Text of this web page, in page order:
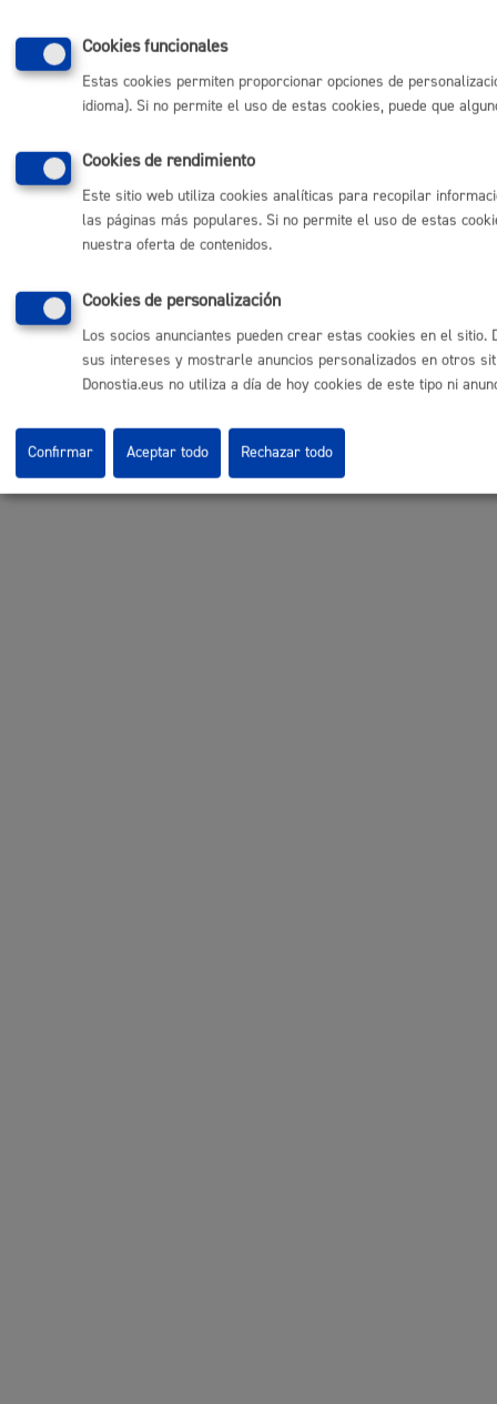
Cookies funcionales
Estas cookies permiten proporcionar opciones de
idioma). Si no permite el uso de estas cookies, puede que
Cookies de rendimiento
Este sitio web utiliza cookies analíticas para recopilar
las páginas más populares. Si no permite el uso de estas
nuestra oferta de contenidos.
Cookies de personalización
Los socios anunciantes pueden crear estas cookies en el
sus intereses y mostrarle anuncios personalizados en otros
Donostia.eus no utiliza a día de hoy cookies de este tipo ni
Rechazar todo
Confirmar Aceptar todo